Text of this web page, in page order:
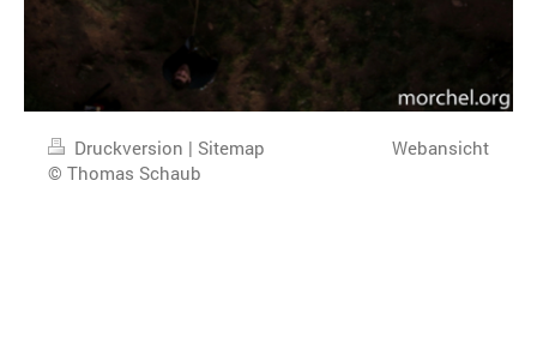
Druckversion | Sitemap
© Thomas Schaub
Webansicht